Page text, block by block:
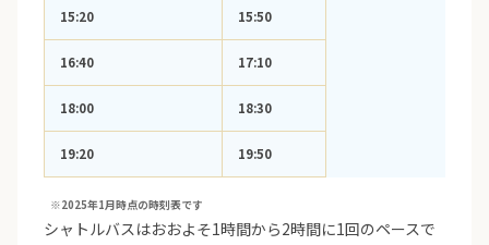
15:20 15:50
16:40 17:10
18:00 18:30
19:20 19:50
※2025年1月時点の時刻表です
シャトルバスはおおよそ1時間から2時間に1回のペースで